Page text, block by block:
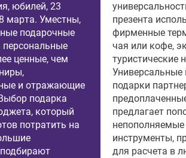
юбилей, 23
марта. Уместны,
подарочные
персональные
ценные, чем
и отражающие
подарка
который
потратить на
презента
фирменные
чая или кофе,
туристические
Универсальные
подарки
предлагает
инструменты,
для расчета в